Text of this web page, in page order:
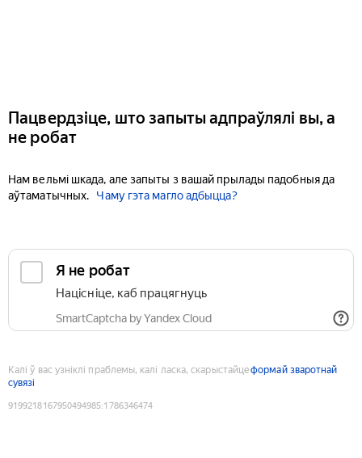
Пацвердзіце, што запыты адпраўлялі вы, а
не робат
Нам вельмі шкада, але запыты з вашай прылады падобныя да
аўтаматычных.
Чаму гэта магло адбыцца?
Я не робат
Націсніце, каб працягнуць
SmartCaptcha by Yandex Cloud
Калі ў вас узніклі праблемы, калі ласка, скарыстайцеформай зваротнай
сувязі
9199218167950494985:1786346474